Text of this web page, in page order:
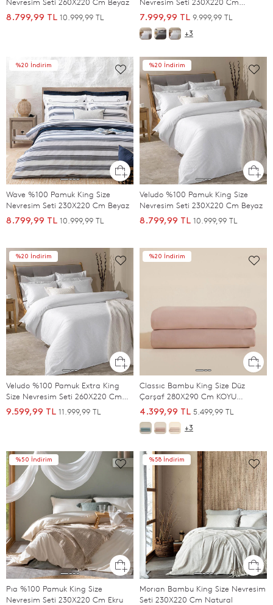
Nevresim Seti 260X220 Cm Beyaz
8.799,99 TL 10.999,99 TL
Nevresim Seti 230X220 Cm
BEYAZ/SOGUK GRI
7.999,99 TL 9.999,99 TL
+3
%20 İndirim
Wave %100 Pamuk King Size
Nevresim Seti 230X220 Cm Beyaz
8.799,99 TL 10.999,99 TL
%20 İndirim
Veludo %100 Pamuk King Size
Nevresim Seti 230X220 Cm Beyaz
8.799,99 TL 10.999,99 TL
%20 İndirim
Veludo %100 Pamuk Extra King
Size Nevresim Seti 260X220 Cm
Beyaz
9.599,99 TL 11.999,99 TL
%20 İndirim
Classıc Bambu King Size Düz
Çarşaf 280X290 Cm KOYU
SOMON
4.399,99 TL 5.499,99 TL
+3
%50 İndirim
Pıa %100 Pamuk King Size
Nevresim Seti 230X220 Cm Ekru
%58 İndirim
Morıan Bambu King Size Nevresim
Seti 230X220 Cm Natural